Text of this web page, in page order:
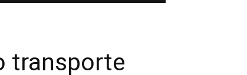
transporte